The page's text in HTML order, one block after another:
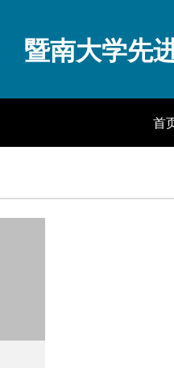
暨南大学先
首